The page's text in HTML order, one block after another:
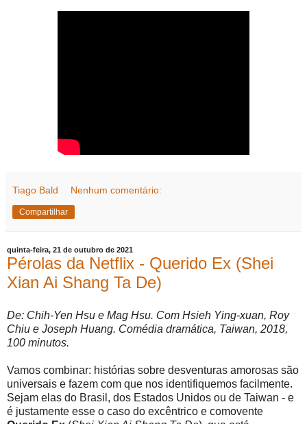
Tiago Bald Nenhum comentário:
Compartilhar
quinta-feira, 21 de outubro de 2021
Pérolas da Netflix - Querido Ex (Shei
Xian Ai Shang Ta De)
De: Chih-Yen Hsu e Mag Hsu. Com Hsieh Ying-xuan, Roy
Chiu e Joseph Huang. Comédia dramática, Taiwan, 2018,
100 minutos.
Vamos combinar: histórias sobre desventuras amorosas são
universais e fazem com que nos identifiquemos facilmente.
Sejam elas do Brasil, dos Estados Unidos ou de Taiwan - e
é justamente esse o caso do excêntrico e comovente